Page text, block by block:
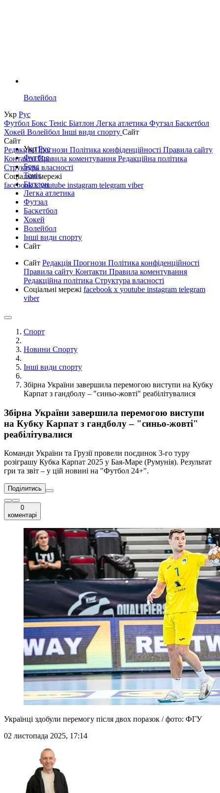
Волейбол
Укр Рус
Футбол Бокс Теніс Біатлон Легка атлетика Футзал Баскетбол
Хокей Волейбол Інші види спорту Сайт
Сайт
РедакціяПрогнози Політика конфіденційності Правила сайту
КонтактиПравила коментування Редакційна політика
Структура власності
Соціальні мережі
facebookxyoutube instagram telegram viber
УкрРус
Футбол
Бокс
Теніс
Біатлон
Легка атлетика
Футзал
Баскетбол
Хокей
Волейбол
Інші види спорту
Сайт
Сайт Редакція Прогнози Політика конфіденційності
Правила сайту Контакти Правила коментування
Редакційна політика Структура власності
Соціальні мережі facebook x youtube instagram telegram
viber
Спорт
Новини Спорту
Інші види спорту
Збірна України завершила перемогою виступи на Кубку
Карпат з гандболу – "синьо-жовті" реабілітувалися
Збірна України завершила перемогою виступи
на Кубку Карпат з гандболу – "синьо-жовті"
реабілітувалися
Команди України та Грузії провели поєдинок 3-го туру
розіграшу Кубка Карпат 2025 у Бая-Маре (Румунія). Результат
гри та звіт – у цій новині на "Футбол 24+".
Поділитись
0
коментарі
Українці здобули перемогу після двох поразок / фото: ФГУ
02 листопада 2025, 17:14